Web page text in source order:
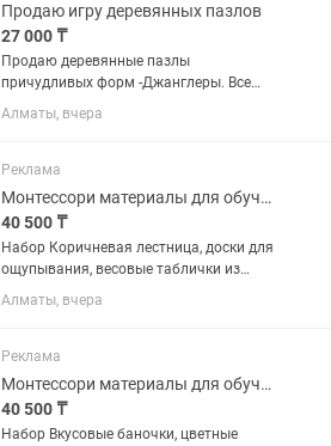
Продаю игру деревянных пазлов
27 000 ₸
Продаю деревянные пазлы
причудливых форм -Джанглеры. Все
пазлы на месте и в отличном
состоянии
Алматы, вчера
Реклама
Монтессори материалы для обучения
40 500 ₸
Набор Коричневая лестница, доски для
ощупывания, весовые таблички из
дерева плюс подарок 🎁
Алматы, вчера
Реклама
Монтессори материалы для обучения
40 500 ₸
Набор Вкусовые баночки, цветные